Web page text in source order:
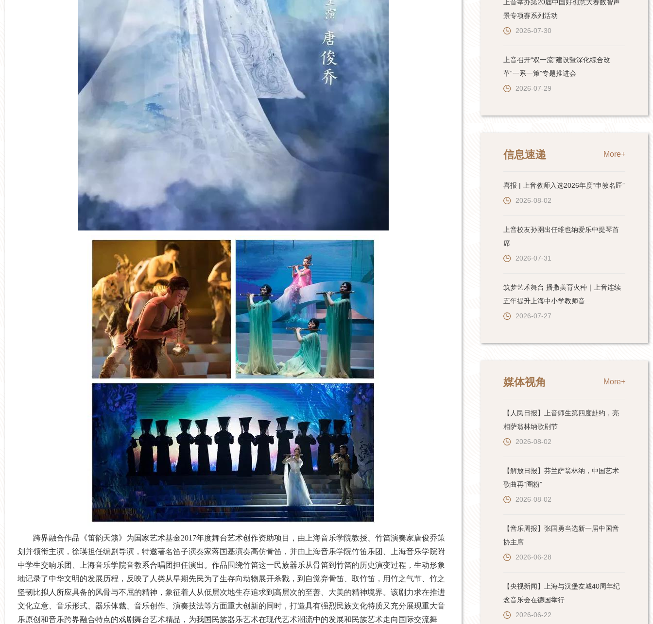
跨界融合作品《笛韵天籁》为国家艺术基金2017年度舞台艺术创作资助项目，由上海音乐学院教授、竹笛演奏家唐俊乔策
划并领衔主演，徐瑛担任编剧导演，特邀著名笛子演奏家蒋国基演奏高仿骨笛，并由上海音乐学院竹笛乐团、上海音乐学院附
中学生交响乐团、上海音乐学院音教系合唱团担任演出。作品围绕竹笛这一民族器乐从骨笛到竹笛的历史演变过程，生动形象
地记录了中华文明的发展历程，反映了人类从早期先民为了生存向动物展开杀戮，到自觉弃骨笛、取竹笛，用竹之气节、竹之
坚韧比拟人所应具备的风骨与不屈的精神，象征着人从低层次地生存追求到高层次的至善、大美的精神境界。该剧力求在推进
文化立意、音乐形式、器乐体裁、音乐创作、演奏技法等方面重大创新的同时，打造具有强烈民族文化特质又充分展现重大音
乐原创和音乐跨界融合特点的戏剧舞台艺术精品，为我国民族器乐艺术在现代艺术潮流中的发展和民族艺术走向国际交流舞
上音举办第20届中国好创意大赛数智声
景专项赛系列活动
2026-07-30
上音召开“双一流”建设暨深化综合改
革“一系一策”专题推进会
2026-07-29
信息速递 More+
喜报 | 上音教师入选2026年度“申教名匠”
2026-08-02
上音校友孙圉出任维也纳爱乐中提琴首
席
2026-07-31
筑梦艺术舞台 播撒美育火种｜上音连续
五年提升上海中小学教师音...
2026-07-27
媒体视角 More+
【人民日报】上音师生第四度赴约，亮
相萨翁林纳歌剧节
2026-08-02
【解放日报】芬兰萨翁林纳，中国艺术
歌曲再“圈粉”
2026-08-02
【音乐周报】张国勇当选新一届中国音
协主席
2026-06-28
【央视新闻】上海与汉堡友城40周年纪
念音乐会在德国举行
2026-06-22